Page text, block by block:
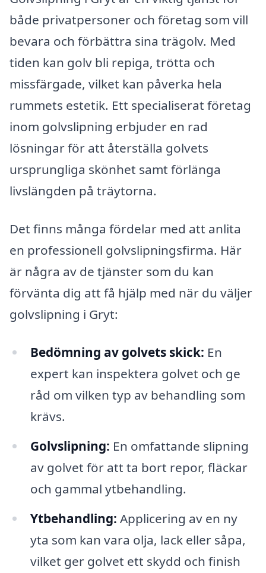
både privatpersoner och företag som vill
bevara och förbättra sina trägolv. Med
tiden kan golv bli repiga, trötta och
missfärgade, vilket kan påverka hela
rummets estetik. Ett specialiserat företag
inom golvslipning erbjuder en rad
lösningar för att återställa golvets
ursprungliga skönhet samt förlänga
livslängden på träytorna.
Det finns många fördelar med att anlita
en professionell golvslipningsfirma. Här
är några av de tjänster som du kan
förvänta dig att få hjälp med när du väljer
golvslipning i Gryt:
Bedömning av golvets skick: En
expert kan inspektera golvet och ge
råd om vilken typ av behandling som
krävs.
Golvslipning: En omfattande slipning
av golvet för att ta bort repor, fläckar
och gammal ytbehandling.
Ytbehandling: Applicering av en ny
yta som kan vara olja, lack eller såpa,
vilket ger golvet ett skydd och finish